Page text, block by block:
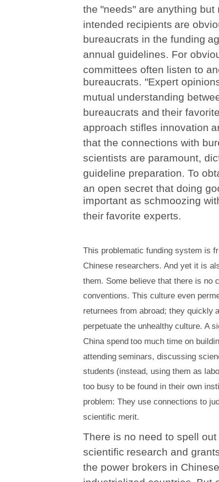
the "needs" are anything
intended recipients are
bureaucrats in the funding
annual guidelines. For
committees often listen to
bureaucrats. "Expert
mutual understanding
bureaucrats and their
approach stifles innovation
that the connections with
scientists are paramount,
guideline preparation. To
an open secret that doing
important as schmoozing
their favorite experts.
This problematic funding system is
Chinese researchers. And yet it is
them. Some believe that there is no
conventions. This culture even
returnees from abroad; they quickly
perpetuate the unhealthy culture. A
China spend too much time on
attending seminars, discussing
students (instead, using them as
too busy to be found in their own
problem: They use connections to
scientific merit.
There is no need to spell
scientific research and
the power brokers in